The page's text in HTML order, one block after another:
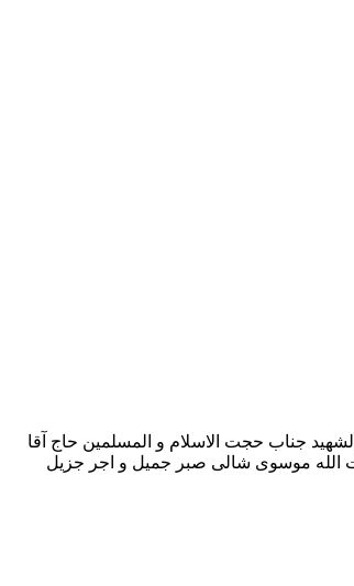
جناب حجت الاسلام و المسلمین حاج آقا
الله موسوی شالی صبر جمیل و اجر جزیل